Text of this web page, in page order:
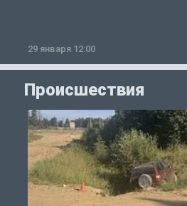
29 января 12:00
Происшествия